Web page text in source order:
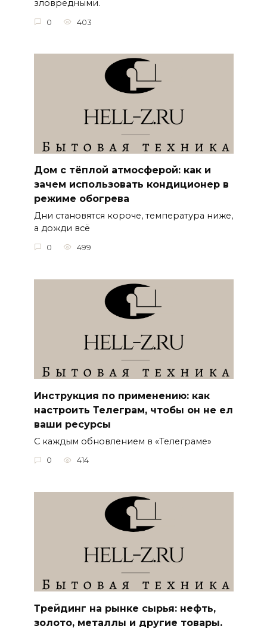
зловредными.
0 403
Дом с тёплой атмосферой: как и
зачем использовать кондиционер в
режиме обогрева
Дни становятся короче, температура ниже,
а дожди всё
0 499
Инструкция по применению: как
настроить Телеграм, чтобы он не ел
ваши ресурсы
С каждым обновлением в «Телеграме»
0 414
Трейдинг на рынке сырья: нефть,
золото, металлы и другие товары.